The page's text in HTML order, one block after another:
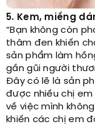
5. Kem, miếng
“Bạn không còn
thâm đen khiến
sản phẩm làm
gần gũi người
Đây có lẽ là sản
được nhiều chị em
về việc mình
khiến các chị em